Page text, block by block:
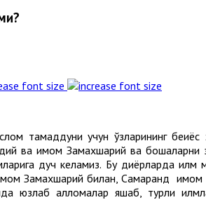
font size
тамаддуни учун ўзларининг
ва имом Замахшарий ва
дуч келамиз. Бу диёрларда илм
Замахшарий билан, Самарқанд
юзлаб алломалар яшаб, турли